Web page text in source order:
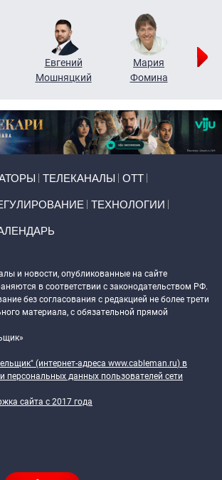
Евгений
Мошняцкий
Мария
Фомина
ТЕЛЕКАНАЛЫ ОТТ
ТЕХНОЛОГИИ
и новости, опубликованные на сайте
в соответствии с законодательством РФ.
без согласования с редакцией не более трети
материала, с обязательной прямой
(интернет-адреса www.cableman.ru) в
персональных данных пользователей сети
сайта c 2017 года